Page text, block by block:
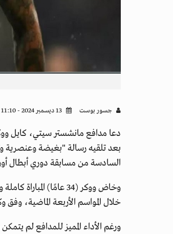
جسور بوست
دعا مدافع مانشستر سيتي، كايل
السادسة من مسابقة دوري أبطال
وخاض ووكر (34 عامًا)
خلال المواسم الأربعة الماضية،
ورغم الأداء المميز للمدافع لم